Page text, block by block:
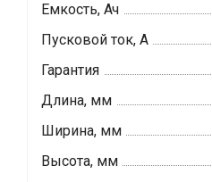
Емкость, Ач
Пусковой ток, А
Гарантия
Длина, мм
Ширина, мм
Высота, мм